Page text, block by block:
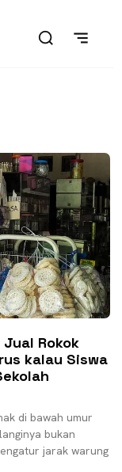
Rokok
kalau Siswa
di bawah umur
bukan
jarak warung